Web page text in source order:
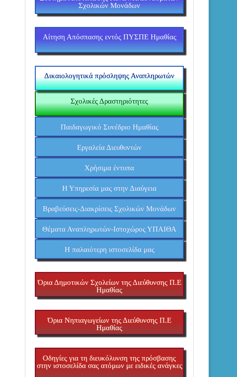
Σχολικών Μονάδων
Αίτηση Απόσπασης εντός ΠΥΣΠΕ Ημαθίας
Δικαιολογητικά πρόσληψης Αναπληρωτών
Σχολικές Δραστηριότητες
Παιδαγωγικό Συνέδριο Ημαθίας
Εργαλεία Διευθυντών
Χρήσιμα έντυπα
Η Υπηρεσία μας στην Διαύγεια
Βραβεύσεις-Διακρίσεις Σχολικών Μονάδων
Θέματα Αναπληρωτών-Ιστοχώρος ΥΠΑΙΘΑ
H παλαιότερη ιστοσελίδα μας
Όρια Δημοτικών Σχολείων της Διεύθυνσης Π.Ε
Ημαθίας
Όρια Νηπιαγωγείων της Διεύθυνσης Π.Ε
Ημαθίας
Οδηγίες για τη διευκόλυνση της πρόσβασης
στην ιστοσελίδα σας ατόμων με ειδικές ανάγκες